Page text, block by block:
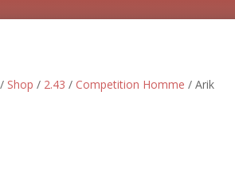
/ Shop / 2.43 / Competition Homme / Arik